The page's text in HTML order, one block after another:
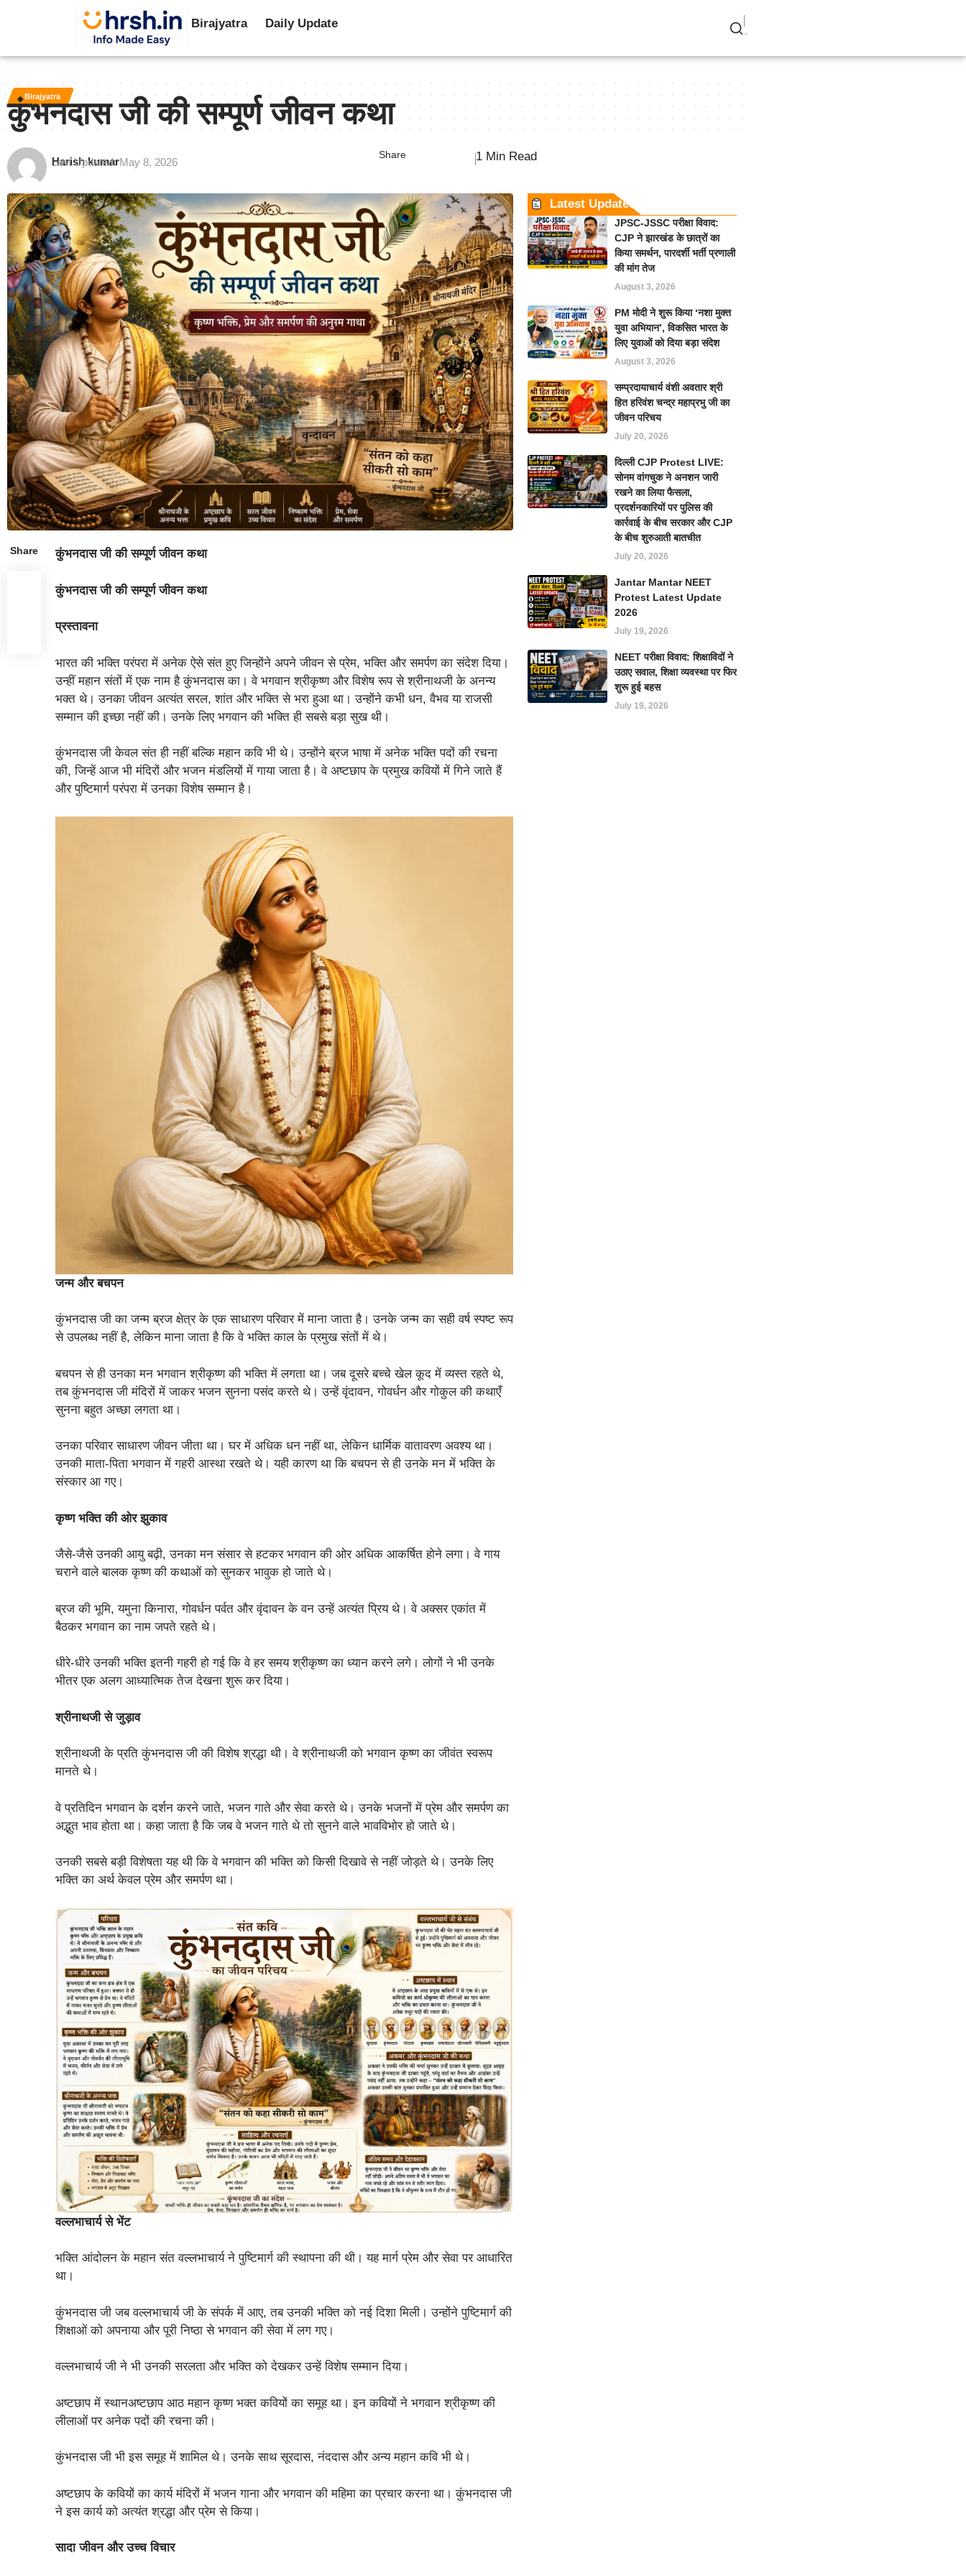
Birajyatra Daily Update
Birajyatra
कुंभनदास जी की सम्पूर्ण जीवन कथा
Harish kumar
Last Updated: May 8, 2026
Share 1 Min Read
Share कुंभनदास जी की सम्पूर्ण जीवन कथा
कुंभनदास जी की सम्पूर्ण जीवन कथा
प्रस्तावना
भारत की भक्ति परंपरा में अनेक ऐसे संत हुए जिन्होंने अपने जीवन से प्रेम, भक्ति और समर्पण का संदेश दिया।
उन्हीं महान संतों में एक नाम है कुंभनदास का। वे भगवान श्रीकृष्ण और विशेष रूप से श्रीनाथजी के अनन्य
भक्त थे। उनका जीवन अत्यंत सरल, शांत और भक्ति से भरा हुआ था। उन्होंने कभी धन, वैभव या राजसी
सम्मान की इच्छा नहीं की। उनके लिए भगवान की भक्ति ही सबसे बड़ा सुख थी।
कुंभनदास जी केवल संत ही नहीं बल्कि महान कवि भी थे। उन्होंने ब्रज भाषा में अनेक भक्ति पदों की रचना
की, जिन्हें आज भी मंदिरों और भजन मंडलियों में गाया जाता है। वे अष्टछाप के प्रमुख कवियों में गिने जाते हैं
और पुष्टिमार्ग परंपरा में उनका विशेष सम्मान है।
जन्म और बचपन
कुंभनदास जी का जन्म ब्रज क्षेत्र के एक साधारण परिवार में माना जाता है। उनके जन्म का सही वर्ष स्पष्ट रूप
से उपलब्ध नहीं है, लेकिन माना जाता है कि वे भक्ति काल के प्रमुख संतों में थे।
बचपन से ही उनका मन भगवान श्रीकृष्ण की भक्ति में लगता था। जब दूसरे बच्चे खेल कूद में व्यस्त रहते थे,
तब कुंभनदास जी मंदिरों में जाकर भजन सुनना पसंद करते थे। उन्हें वृंदावन, गोवर्धन और गोकुल की कथाएँ
सुनना बहुत अच्छा लगता था।
उनका परिवार साधारण जीवन जीता था। घर में अधिक धन नहीं था, लेकिन धार्मिक वातावरण अवश्य था।
उनकी माता-पिता भगवान में गहरी आस्था रखते थे। यही कारण था कि बचपन से ही उनके मन में भक्ति के
संस्कार आ गए।
कृष्ण भक्ति की ओर झुकाव
जैसे-जैसे उनकी आयु बढ़ी, उनका मन संसार से हटकर भगवान की ओर अधिक आकर्षित होने लगा। वे गाय
चराने वाले बालक कृष्ण की कथाओं को सुनकर भावुक हो जाते थे।
ब्रज की भूमि, यमुना किनारा, गोवर्धन पर्वत और वृंदावन के वन उन्हें अत्यंत प्रिय थे। वे अक्सर एकांत में
बैठकर भगवान का नाम जपते रहते थे।
धीरे-धीरे उनकी भक्ति इतनी गहरी हो गई कि वे हर समय श्रीकृष्ण का ध्यान करने लगे। लोगों ने भी उनके
भीतर एक अलग आध्यात्मिक तेज देखना शुरू कर दिया।
श्रीनाथजी से जुड़ाव
श्रीनाथजी के प्रति कुंभनदास जी की विशेष श्रद्धा थी। वे श्रीनाथजी को भगवान कृष्ण का जीवंत स्वरूप
मानते थे।
वे प्रतिदिन भगवान के दर्शन करने जाते, भजन गाते और सेवा करते थे। उनके भजनों में प्रेम और समर्पण का
अद्भुत भाव होता था। कहा जाता है कि जब वे भजन गाते थे तो सुनने वाले भावविभोर हो जाते थे।
उनकी सबसे बड़ी विशेषता यह थी कि वे भगवान की भक्ति को किसी दिखावे से नहीं जोड़ते थे। उनके लिए
भक्ति का अर्थ केवल प्रेम और समर्पण था।
वल्लभाचार्य से भेंट
भक्ति आंदोलन के महान संत वल्लभाचार्य ने पुष्टिमार्ग की स्थापना की थी। यह मार्ग प्रेम और सेवा पर आधारित
था।
कुंभनदास जी जब वल्लभाचार्य जी के संपर्क में आए, तब उनकी भक्ति को नई दिशा मिली। उन्होंने पुष्टिमार्ग की
शिक्षाओं को अपनाया और पूरी निष्ठा से भगवान की सेवा में लग गए।
वल्लभाचार्य जी ने भी उनकी सरलता और भक्ति को देखकर उन्हें विशेष सम्मान दिया।
अष्टछाप में स्थानअष्टछाप आठ महान कृष्ण भक्त कवियों का समूह था। इन कवियों ने भगवान श्रीकृष्ण की
लीलाओं पर अनेक पदों की रचना की।
कुंभनदास जी भी इस समूह में शामिल थे। उनके साथ सूरदास, नंददास और अन्य महान कवि भी थे।
अष्टछाप के कवियों का कार्य मंदिरों में भजन गाना और भगवान की महिमा का प्रचार करना था। कुंभनदास जी
ने इस कार्य को अत्यंत श्रद्धा और प्रेम से किया।
सादा जीवन और उच्च विचार
Latest Updates
JPSC-JSSC परीक्षा विवाद:
CJP ने झारखंड के छात्रों का
किया समर्थन, पारदर्शी भर्ती प्रणाली
की मांग तेज
August 3, 2026
PM मोदी ने शुरू किया ‘नशा मुक्त
युवा अभियान’, विकसित भारत के
लिए युवाओं को दिया बड़ा संदेश
August 3, 2026
सम्प्रदायाचार्य वंशी अवतार श्री
हित हरिवंश चन्द्र महाप्रभु जी का
जीवन परिचय
July 20, 2026
दिल्ली CJP Protest LIVE:
सोनम वांगचुक ने अनशन जारी
रखने का लिया फैसला,
प्रदर्शनकारियों पर पुलिस की
कार्रवाई के बीच सरकार और CJP
के बीच शुरुआती बातचीत
July 20, 2026
Jantar Mantar NEET
Protest Latest Update
2026
July 19, 2026
NEET परीक्षा विवाद: शिक्षाविदों ने
उठाए सवाल, शिक्षा व्यवस्था पर फिर
शुरू हुई बहस
July 19, 2026